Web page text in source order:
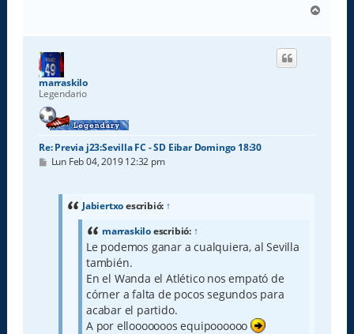
r
marraskilo
Legendario
Re: Previa j23:Sevilla FC - SD Eibar Domingo 18:30
M
Lun Feb 04, 2019 12:32 pm
Jabiertxoescribió: ↑
marraskiloescribió: ↑
Le podemos ganar a cualquiera, al Sevilla
también.
En el Wanda el Atlético nos empató de
córner a falta de pocos segundos para
acabar el partido.
A por ellooooooos equipoooooo